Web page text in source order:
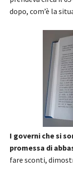
dopo, com’è la
I governi che si
promessa di
fare sconti,